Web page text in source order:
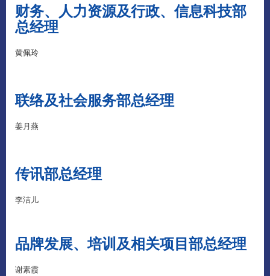
财务、人力资源及行政、信息科技部
总经理
黄佩玲
联络及社会服务部总经理
姜月燕
传讯部总经理
李洁儿
品牌发展、培训及相关项目部总经理
谢素霞